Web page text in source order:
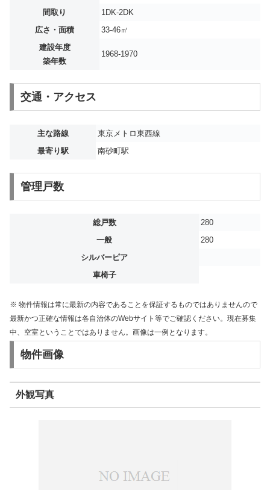
間取り
1DK-2DK
広さ・面積
33-46㎡
建設年度
築年数
1968-1970
交通・アクセス
主な路線
東京メトロ東西線
最寄り駅
南砂町駅
管理戸数
総戸数
280
一般
280
シルバーピア
車椅子
※ 物件情報は常に最新の内容であることを保証するものではありませんので
最新かつ正確な情報は各自治体のWebサイト等でご確認ください。現在募集
中、空室ということではありません。画像は一例となります。
物件画像
外観写真